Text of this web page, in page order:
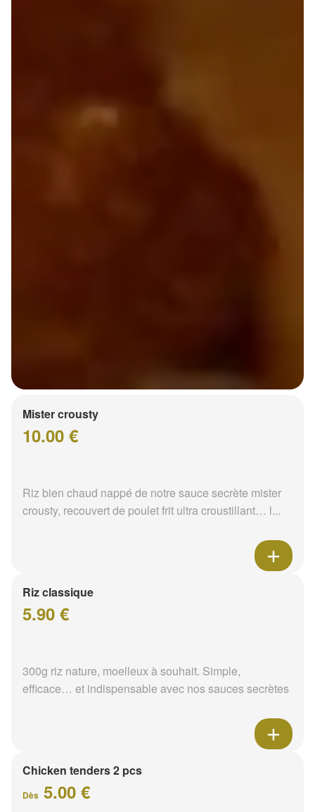
Mister crousty
10.00 €
Riz bien chaud nappé de notre sauce secrète mister
crousty, recouvert de poulet frit ultra croustillant… l...
Riz classique
5.90 €
300g riz nature, moelleux à souhait. Simple,
efficace… et indispensable avec nos sauces secrètes
Chicken tenders 2 pcs
Dès 5.00 €